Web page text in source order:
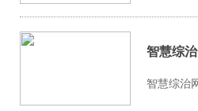
智慧综
智慧综治